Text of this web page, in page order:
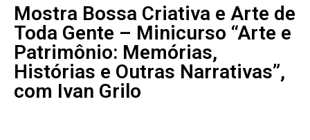
Mostra Bossa Criativa e Arte de
Toda Gente – Minicurso “Arte e
Patrimônio: Memórias,
Histórias e Outras Narrativas”,
com Ivan Grilo